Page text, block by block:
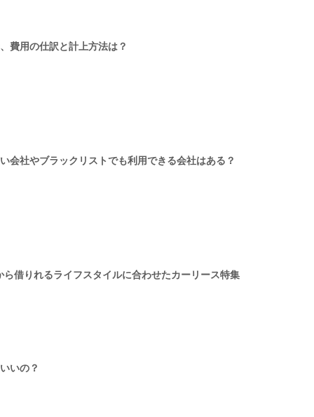
費用の仕訳と計上方法は？
会社やブラックリストでも利用できる会社はある？
借りれるライフスタイルに合わせたカーリース特集
いの？